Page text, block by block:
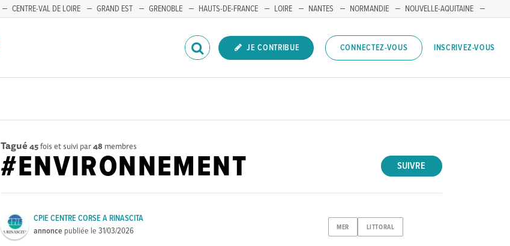
CENTRE-VAL DE LOIRE GRAND EST GRENOBLE HAUTS-DE-FRANCE LOIRE NANTES NORMANDIE
NOUVELLE-AQUITAINE
JE CONTRIBUE CONNECTEZ-VOUS INSCRIVEZ-VOUS
Tagué 45fois et suivi par48 membres
SUIVRE
#ENVIRONNEMENT
MER LITTORAL
CPIE CENTRE CORSE A RINASCITA
annonce publiée le31/03/2026